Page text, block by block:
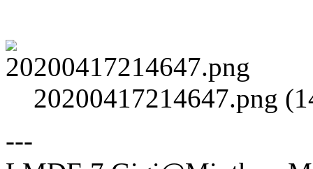
20200417214647.png
---